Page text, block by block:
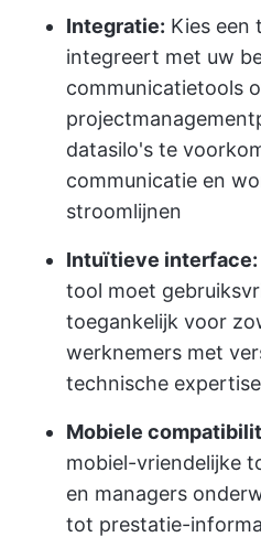
Integratie: Kies een
integreert met uw
communicatietools
datasilo's te
communicatie en
stroomlijnen
Intuïtieve interface:
tool moet
toegankelijk voor
werknemers met
technische expertise
Mobiele
mobiel-vriendelijke
en managers
tot prestatie-